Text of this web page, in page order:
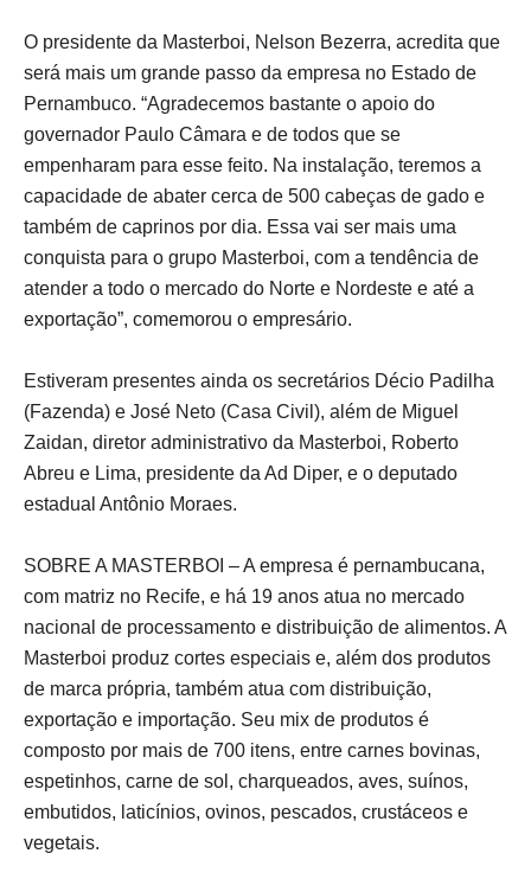
O presidente da Masterboi, Nelson Bezerra, acredita que
será mais um grande passo da empresa no Estado de
Pernambuco. “Agradecemos bastante o apoio do
governador Paulo Câmara e de todos que se
empenharam para esse feito. Na instalação, teremos a
capacidade de abater cerca de 500 cabeças de gado e
também de caprinos por dia. Essa vai ser mais uma
conquista para o grupo Masterboi, com a tendência de
atender a todo o mercado do Norte e Nordeste e até a
exportação”, comemorou o empresário.
Estiveram presentes ainda os secretários Décio Padilha
(Fazenda) e José Neto (Casa Civil), além de Miguel
Zaidan, diretor administrativo da Masterboi, Roberto
Abreu e Lima, presidente da Ad Diper, e o deputado
estadual Antônio Moraes.
SOBRE A MASTERBOI – A empresa é pernambucana,
com matriz no Recife, e há 19 anos atua no mercado
nacional de processamento e distribuição de alimentos. A
Masterboi produz cortes especiais e, além dos produtos
de marca própria, também atua com distribuição,
exportação e importação. Seu mix de produtos é
composto por mais de 700 itens, entre carnes bovinas,
espetinhos, carne de sol, charqueados, aves, suínos,
embutidos, laticínios, ovinos, pescados, crustáceos e
vegetais.